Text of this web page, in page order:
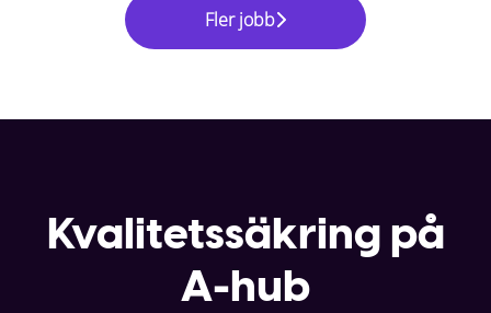
Fler jobb
Kvalitetssäkring på
A-hub